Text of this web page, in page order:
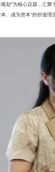
规划”为核心议题，汇
、成为资本”的价值